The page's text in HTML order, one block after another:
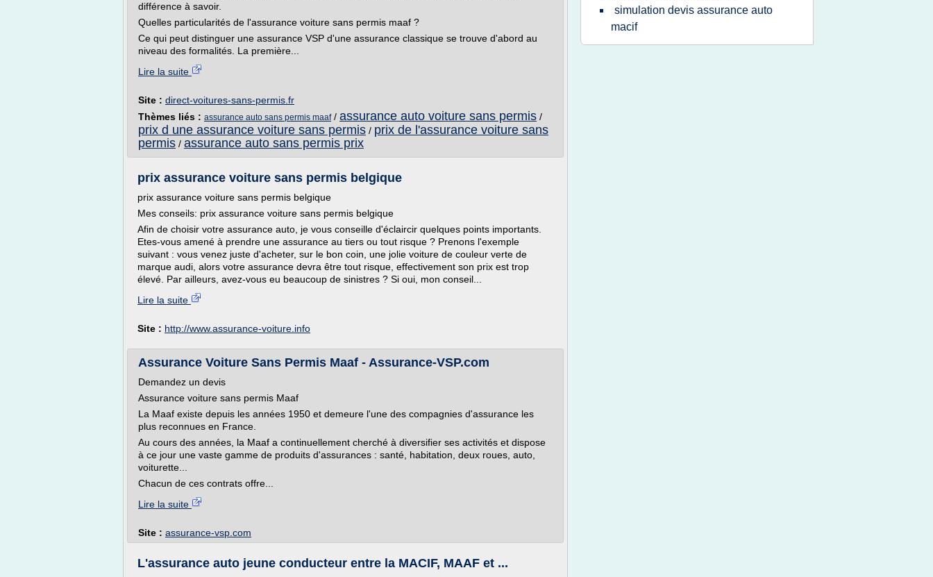
différence à savoir.
Quelles particularités de l'assurance voiture sans permis maaf ?
Ce qui peut distinguer une assurance VSP d'une assurance classique se trouve d'abord au
niveau des formalités. La première...
Lire la suite
Site : direct-voitures-sans-permis.fr
Thèmes liés : assurance auto sans permis maaf/ assurance auto voiture sans permis /
prix d une assurance voiture sans permis / prix de l'assurance voiture sans
permis / assurance auto sans permis prix
prix assurance voiture sans permis belgique
prix assurance voiture sans permis belgique
Mes conseils: prix assurance voiture sans permis belgique
Afin de choisir votre assurance auto, je vous conseille d'éclaircir quelques points importants.
Etes-vous amené à prendre une assurance au tiers ou tout risque ? Prenons l'exemple
suivant : vous venez juste d'acheter, sur le bon coin, une jolie voiture de couleur verte de
marque audi, alors votre assurance devra être tout risque, effectivement son prix est trop
élevé. Par ailleurs, avez-vous eu beaucoup de sinistres ? Si oui, mon conseil...
Lire la suite
Site : http://www.assurance-voiture.info
Assurance Voiture Sans Permis Maaf - Assurance-VSP.com
Demandez un devis
Assurance voiture sans permis Maaf
La Maaf existe depuis les années 1950 et demeure l'une des compagnies d'assurance les
plus reconnues en France.
Au cours des années, la Maaf a continuellement cherché à diversifier ses activités et dispose
à ce jour une vaste gamme de produits d'assurances : santé, habitation, deux roues, auto,
voiturette...
Chacun de ces contrats offre...
Lire la suite
Site : assurance-vsp.com
L'assurance auto jeune conducteur entre la MACIF, MAAF et ...
simulation devis assurance auto
macif